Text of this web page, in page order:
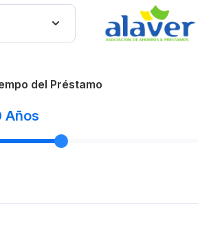
del Caribe:
del Préstamo
Años